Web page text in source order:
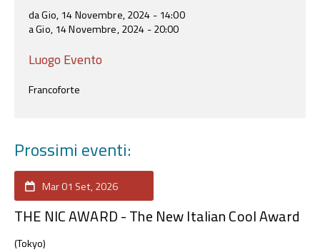
da Gio, 14 Novembre, 2024 - 14:00
a Gio, 14 Novembre, 2024 - 20:00
Luogo Evento
Francoforte
Prossimi eventi:
Mar 01 Set, 2026
THE NIC AWARD - The New Italian Cool Award
(Tokyo)